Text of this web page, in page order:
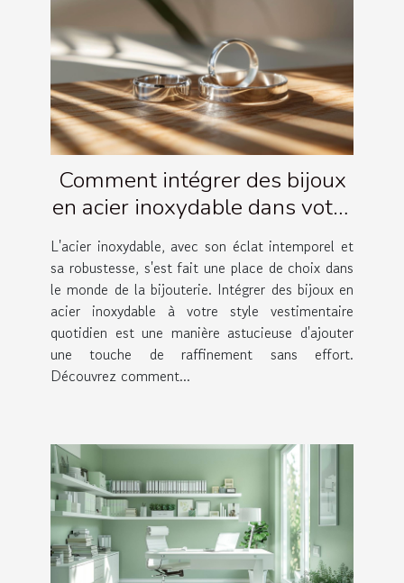
Comment intégrer des bijoux
en acier inoxydable dans votre
garde-robe quotidienne
L'acier inoxydable, avec son éclat intemporel et
sa robustesse, s'est fait une place de choix dans
le monde de la bijouterie. Intégrer des bijoux en
acier inoxydable à votre style vestimentaire
quotidien est une manière astucieuse d'ajouter
une touche de raffinement sans effort.
Découvrez comment...